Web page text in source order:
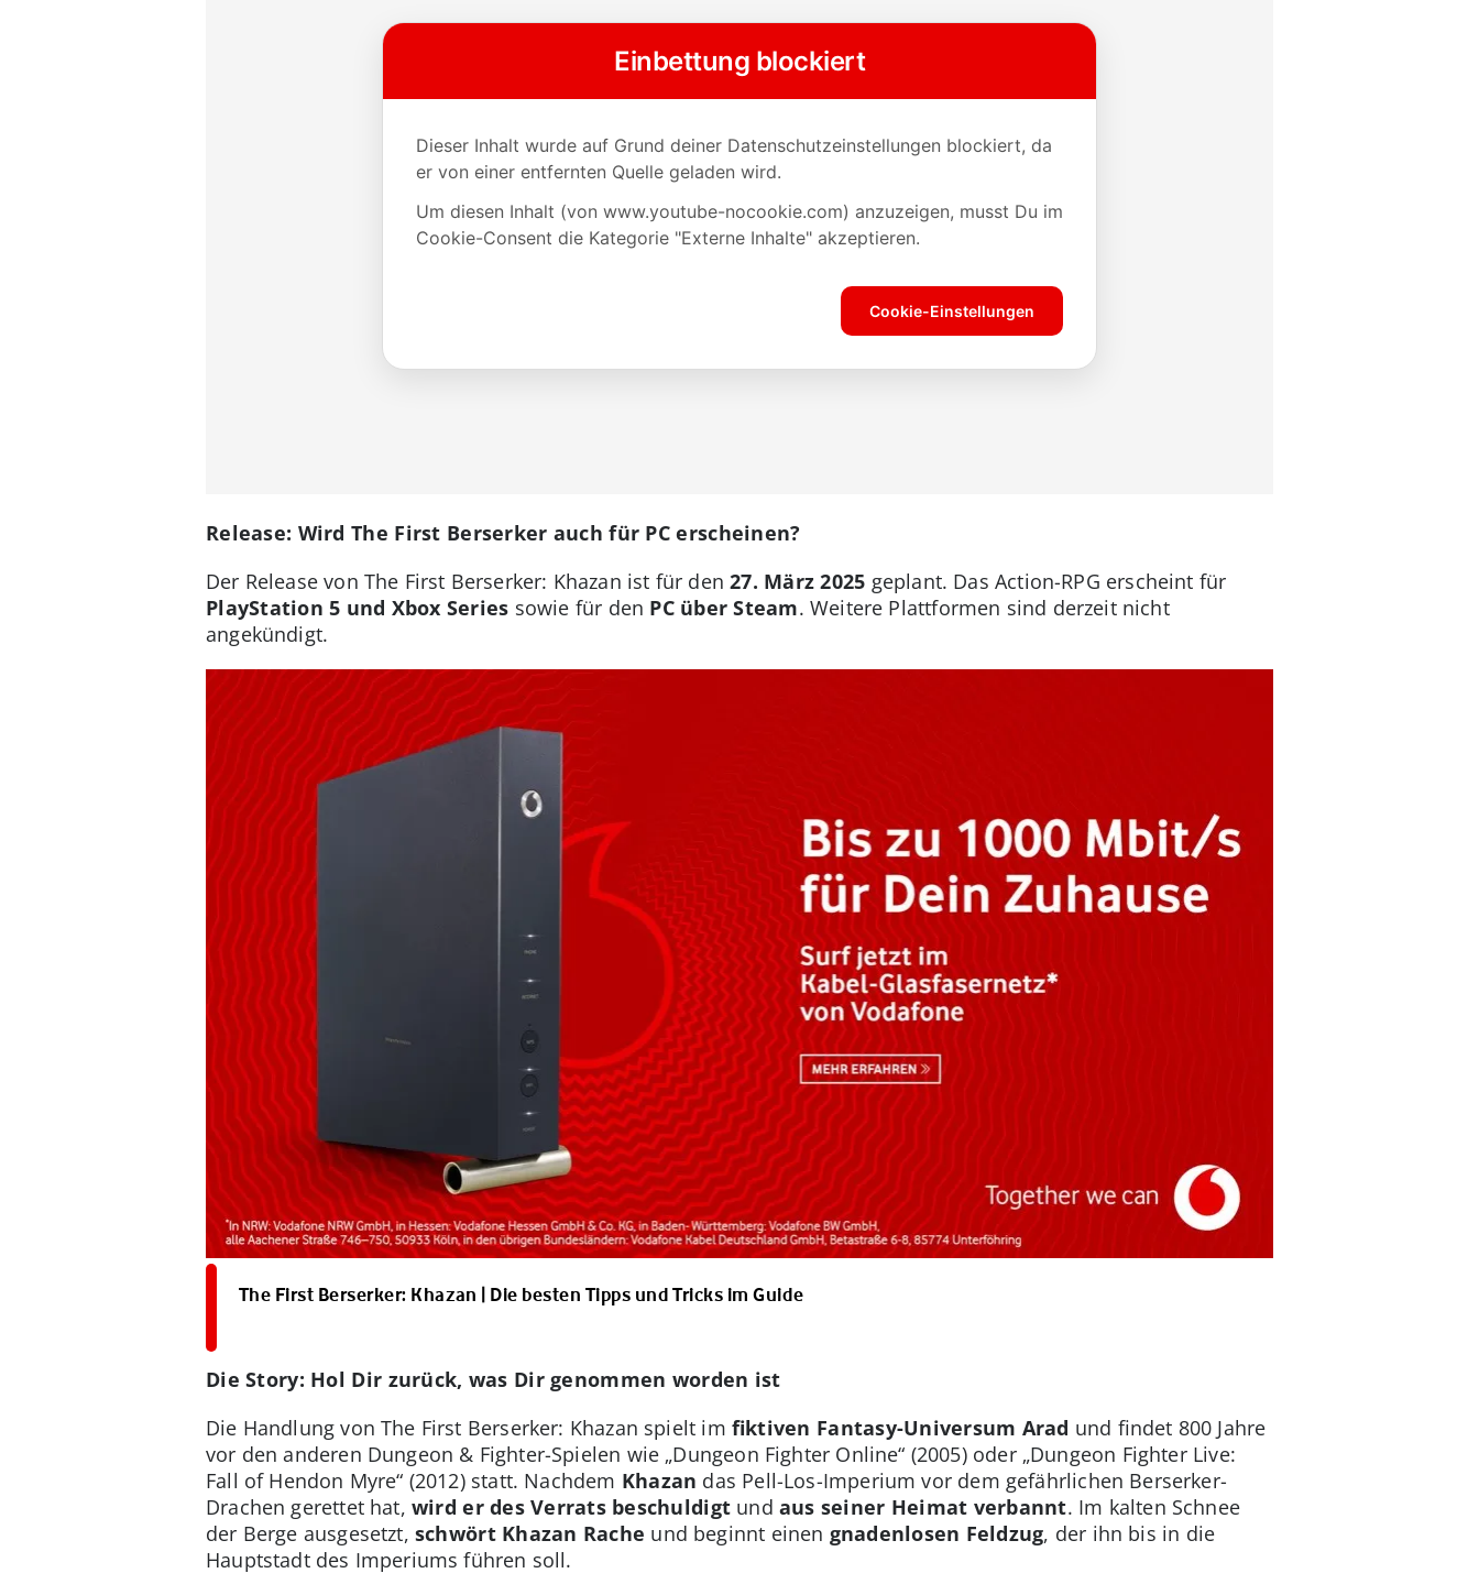
Release: Wird The First Berserker auch für PC erscheinen?
Der Release von The First Berserker: Khazan ist für den27. März 2025 geplant. Das Action-RPG erscheint für
PlayStation 5 und Xbox Series sowie für den PC über Steam. Weitere Plattformen sind derzeit nicht
angekündigt.
The First Berserker: Khazan | Die besten Tipps und Tricks im Guide
Die Story: Hol Dir zurück, was Dir genommen worden ist
Die Handlung von The First Berserker: Khazan spielt im fiktiven Fantasy-Universum Arad und findet 800 Jahre
vor den anderen Dungeon & Fighter-Spielen wie „Dungeon Fighter Online“ (2005) oder „Dungeon Fighter Live:
Fall of Hendon Myre“ (2012) statt. Nachdem Khazan das Pell-Los-Imperium vor dem gefährlichen Berserker-
Drachen gerettet hat, wird er des Verrats beschuldigt und aus seiner Heimat verbannt. Im kalten Schnee
der Berge ausgesetzt, schwört Khazan Rache und beginnt einen gnadenlosen Feldzug, der ihn bis in die
Hauptstadt des Imperiums führen soll.